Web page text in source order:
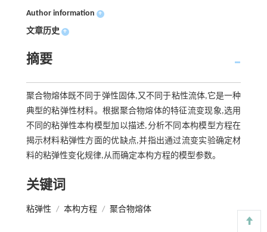
Author information +
文章历史 +
摘要
聚合物熔体既不同于弹性固体,又不同于粘性流体,它是一种
典型的粘弹性材料。根据聚合物熔体的特征流变现象,选用
不同的粘弹性本构模型加以描述,分析不同本构模型方程在
揭示材料粘弹性方面的优缺点,并指出通过流变实验确定材
料的粘弹性变化规律,从而确定本构方程的模型参数。
关键词
粘弹性 / 本构方程 / 聚合物熔体